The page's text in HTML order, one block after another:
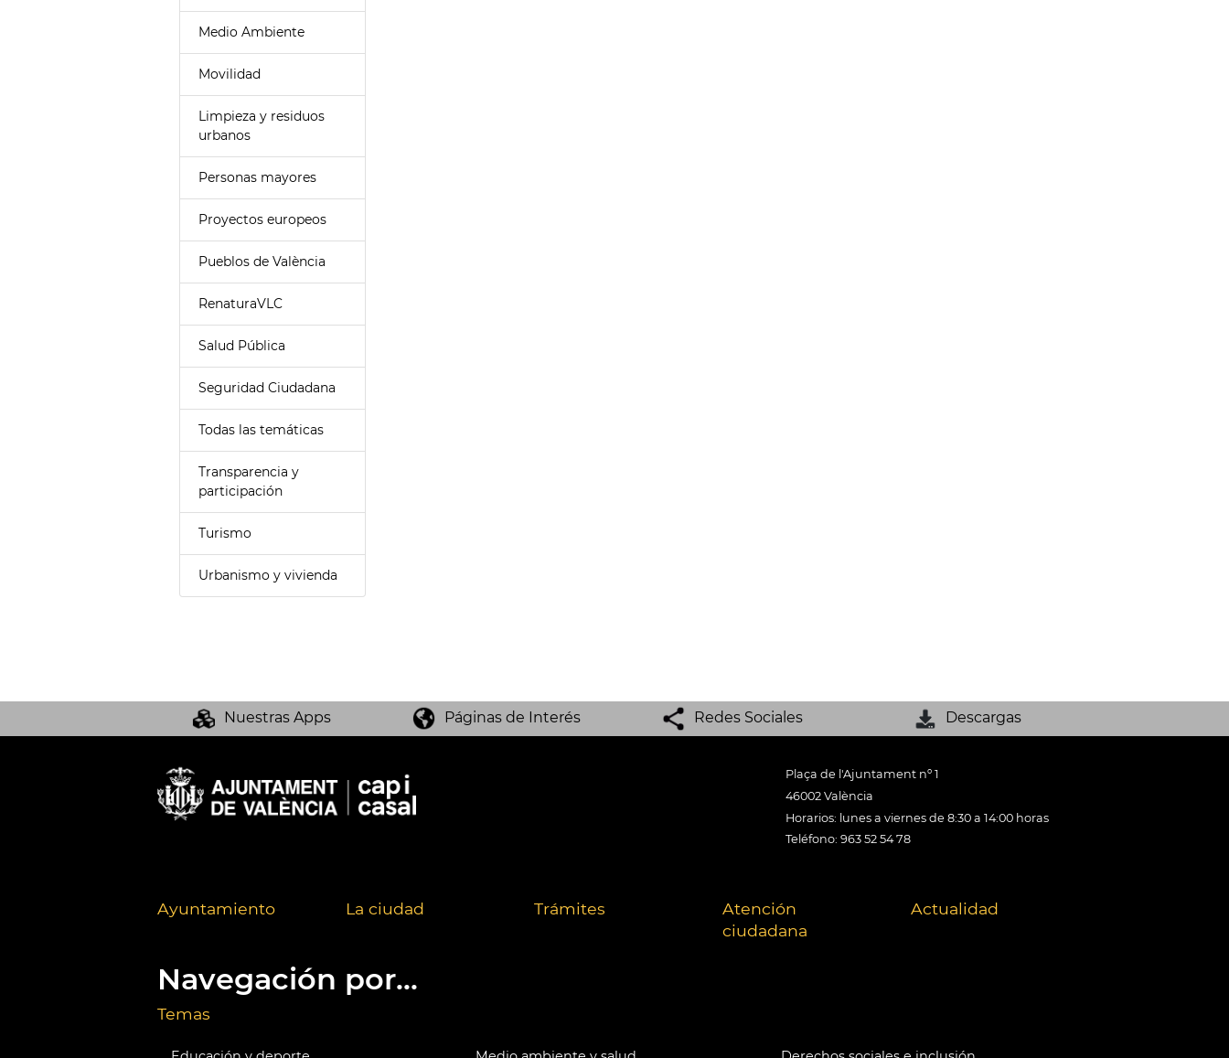
Medio Ambiente
Movilidad
Limpieza y residuos
urbanos
Personas mayores
Proyectos europeos
Pueblos de València
RenaturaVLC
Salud Pública
Seguridad Ciudadana
Todas las temáticas
Transparencia y
participación
Turismo
Urbanismo y vivienda
Nuestras Apps Páginas de Interés Redes Sociales Descargas
Plaça de l'Ajuntament nº 1
46002 València
Horarios: lunes a viernes de 8:30 a 14:00 horas
Teléfono: 963 52 54 78
Ayuntamiento La ciudad Trámites
Atención
ciudadana
Actualidad
Navegación por...
Temas